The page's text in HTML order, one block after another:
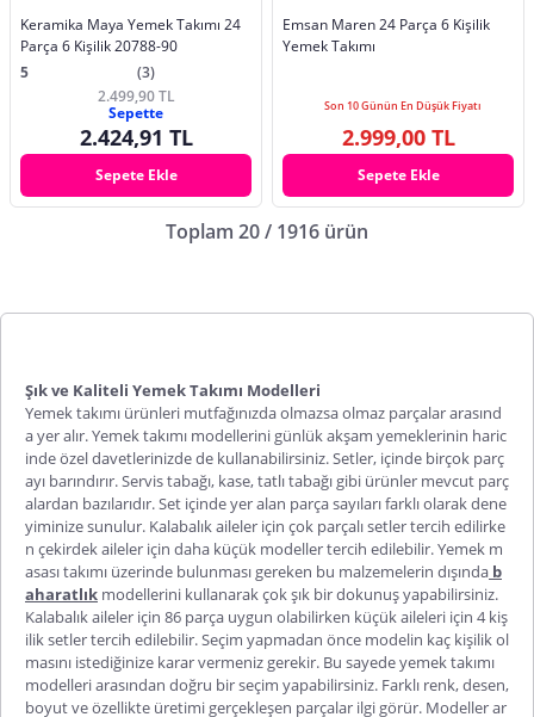
Keramika Maya Yemek Takımı 24
Parça 6 Kişilik 20788-90
5
(3)
2.499,90 TL
Sepette
2.424,91 TL
Sepete Ekle
Emsan Maren 24 Parça 6 Kişilik
Yemek Takımı
Son 10 Günün En Düşük Fiyatı
2.999,00 TL
Sepete Ekle
Toplam 20 / 1916 ürün
Şık ve Kaliteli Yemek Takımı Modelleri
Yemek takımı ürünleri mutfağınızda olmazsa olmaz parçalar arasınd
a yer alır.Yemek takımı modellerini günlük akşam yemeklerinin haric
inde özel davetlerinizde de kullanabilirsiniz. Setler, içinde birçok parç
ayı barındırır. Servis tabağı, kase, tatlı tabağı gibi ürünler mevcut parç
alardan bazılarıdır. Set içinde yer alan parça sayıları farklı olarak dene
yiminize sunulur. Kalabalık aileler için çok parçalı setler tercih edilirke
n çekirdek aileler için daha küçük modeller tercih edilebilir.Yemek m
asası takımı üzerinde bulunması gereken bu malzemelerin dışında b
aharatlık modellerini kullanarak çok şık bir dokunuş yapabilirsiniz.
Kalabalık aileler için 86 parça uygun olabilirken küçük aileleri için 4 kiş
ilik setler tercih edilebilir. Seçim yapmadan önce modelin kaç kişilik ol
masını istediğinize karar vermeniz gerekir. Bu sayedeyemek takımı
modelleriarasından doğru bir seçim yapabilirsiniz. Farklı renk, desen,
boyut ve özellikte üretimi gerçekleşen parçalar ilgi görür. Modeller ar